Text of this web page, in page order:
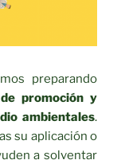
preparando
promoción y
ambientales.
su aplicación o
a solventar